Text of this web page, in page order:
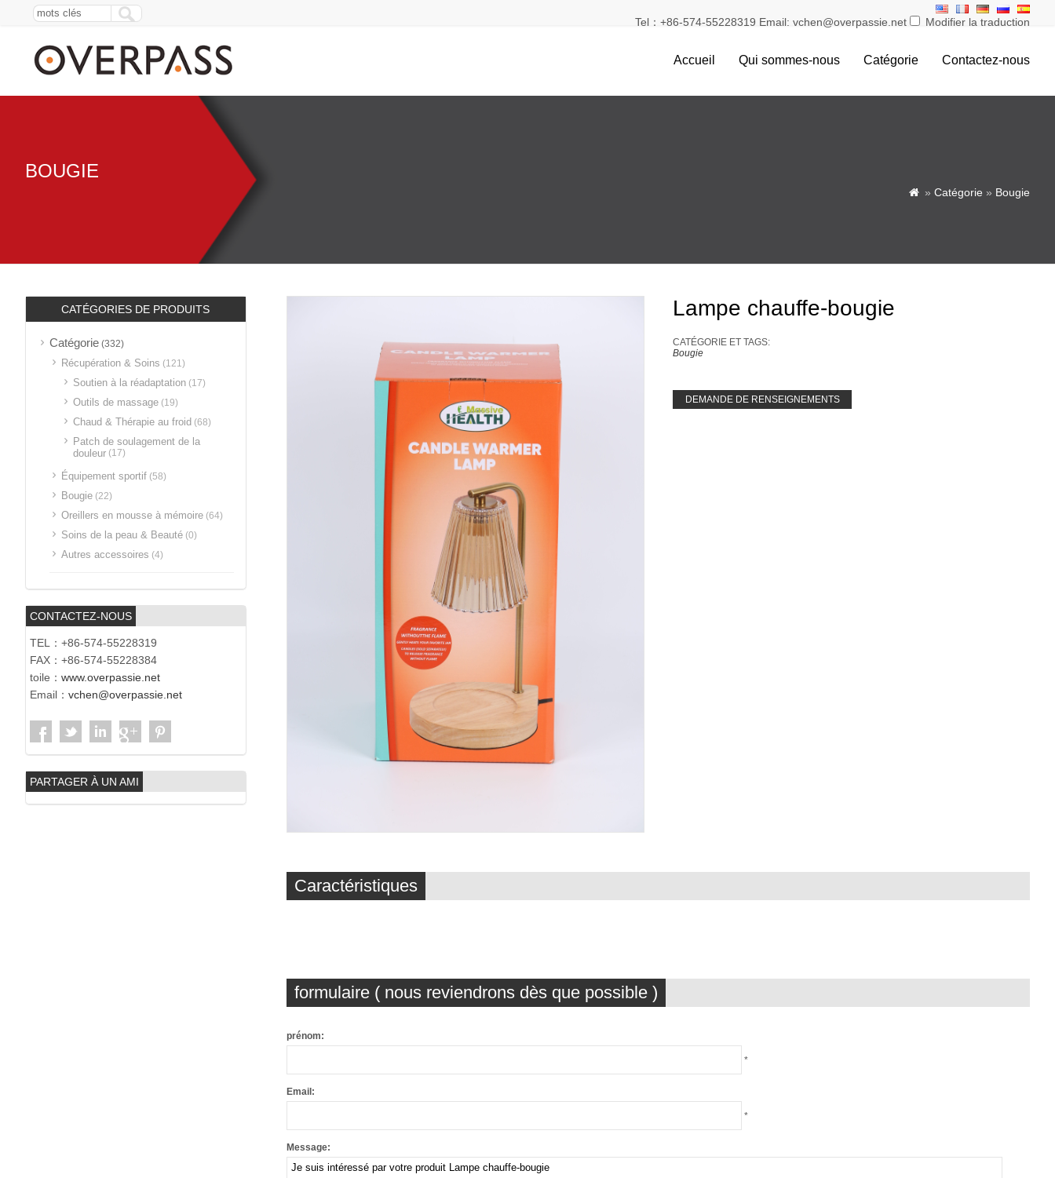
Tel：+86-574-55228319 Email: vchen@overpassie.net Modifier la traduction
Accueil Qui sommes-nous Catégorie Contactez-nous
BOUGIE
 » Catégorie » Bougie
Lampe chauffe-bougie
CATÉGORIE ET ​​TAGS:
Bougie
DEMANDE DE RENSEIGNEMENTS
Caractéristiques
formulaire ( nous reviendrons dès que possible )
prénom:
*
Email:
*
Message:
CATÉGORIES DE PRODUITS
Catégorie (332)
Récupération & Soins (121)
Soutien à la réadaptation (17)
Outils de massage (19)
Chaud & Thérapie au froid (68)
Patch de soulagement de la
douleur (17)
Équipement sportif (58)
Bougie (22)
Oreillers en mousse à mémoire (64)
Soins de la peau & Beauté (0)
Autres accessoires (4)
CONTACTEZ-NOUS
TEL：+86-574-55228319
FAX：+86-574-55228384
toile： www.overpassie.net
Email： vchen@overpassie.net
PARTAGER À UN AMI